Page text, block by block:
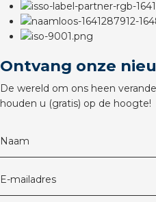
Ontvang onze
De wereld om ons heen
houden u (gratis) op de hoogte!
Naam
E-mailadres